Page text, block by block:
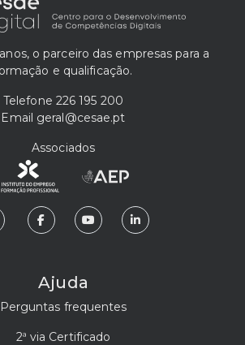
o parceiro das empresas para a
e qualificação.
Telefone 226 195 200
Email geral@cesae.pt
Associados
Ajuda
Perguntas frequentes
2ª via Certificado